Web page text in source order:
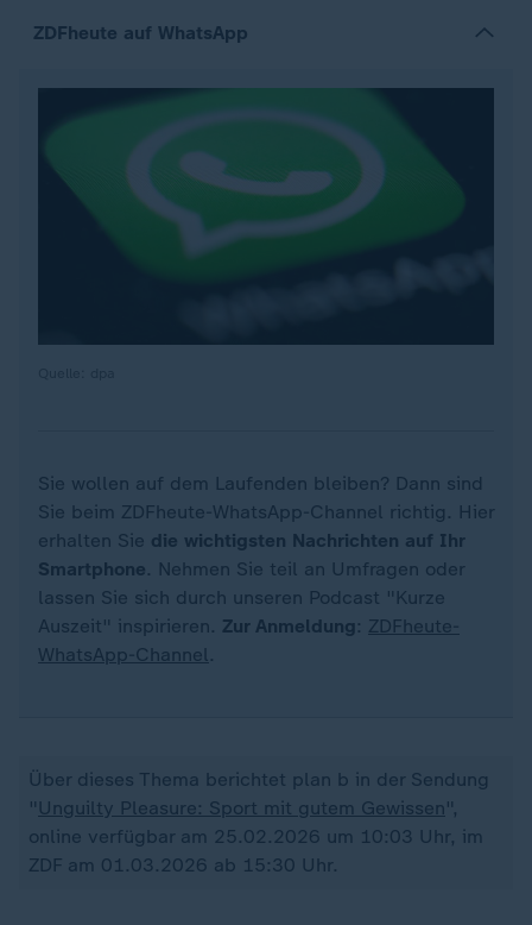
ZDFheute auf WhatsApp
Sie wollen auf dem Laufenden bleiben? Dann sind
Sie beim ZDFheute-WhatsApp-Channel richtig. Hier
erhalten Sie die wichtigsten Nachrichten auf Ihr
Smartphone. Nehmen Sie teil an Umfragen oder
lassen Sie sich durch unseren Podcast "Kurze
Auszeit" inspirieren. Zur Anmeldung : ZDFheute-
WhatsApp-Channel.
Über dieses Thema berichtet plan b in der Sendung
" Unguilty Pleasure: Sport mit gutem Gewissen",
online verfügbar am 25.02.2026 um 10:03 Uhr, im
ZDF am 01.03.2026 ab 15:30 Uhr.